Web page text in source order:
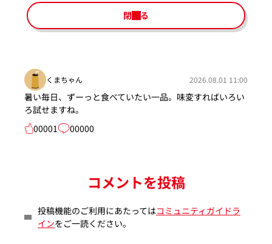
閉じる
くまちゃん 2026.08.01 11:00
暑い毎日、ずーっと食べていたい一品。味変すればいろい
ろ試せますね。
00001
00000
コメントを投稿
投稿機能のご利用にあたってはコミュニティガイドラ
インをご一読ください。